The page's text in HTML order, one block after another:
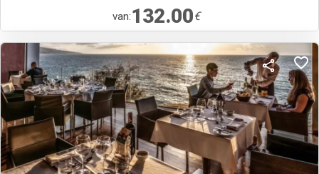
van:132.00€